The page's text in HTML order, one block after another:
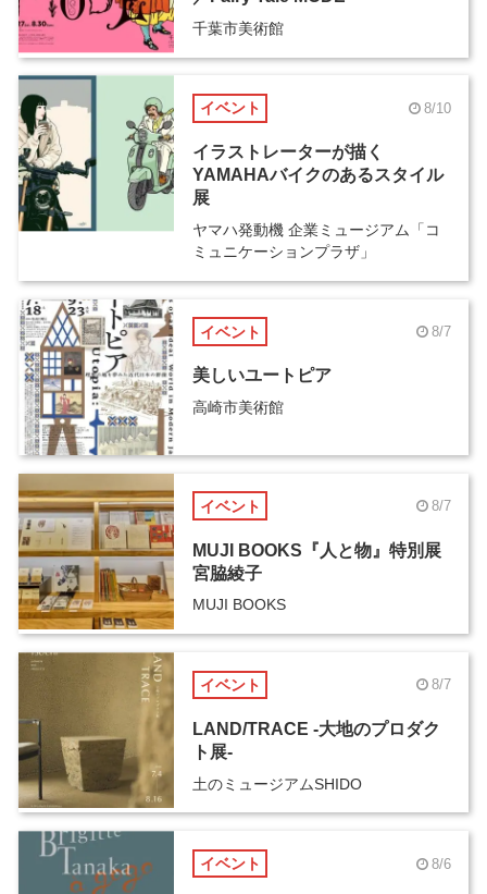
千葉市美術館
イベント 8/10
イラストレーターが描く
YAMAHAバイクのあるスタイル
展
ヤマハ発動機 企業ミュージアム「コ
ミュニケーションプラザ」
イベント 8/7
美しいユートピア
高崎市美術館
イベント 8/7
MUJI BOOKS『人と物』特別展
宮脇綾子
MUJI BOOKS
イベント 8/7
LAND/TRACE -大地のプロダク
ト展-
土のミュージアムSHIDO
イベント 8/6